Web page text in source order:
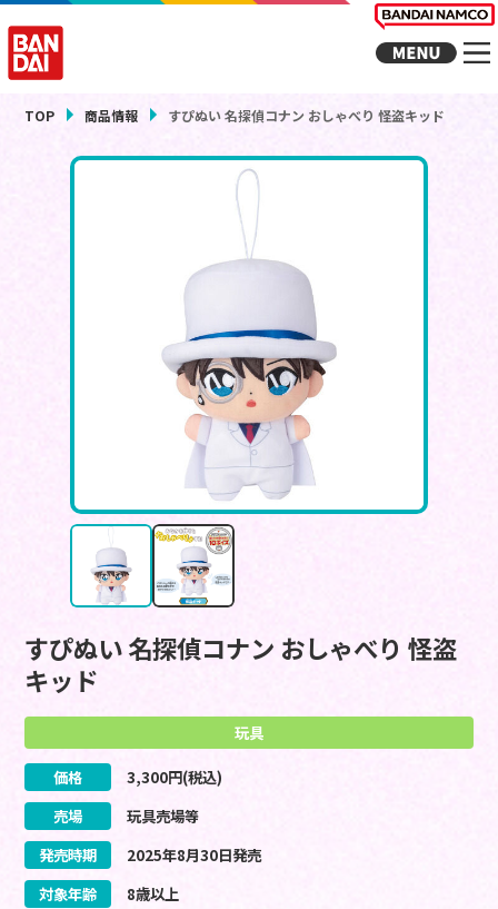
TOP 商品情報 すぴぬい 名探偵コナン おしゃべり 怪盗キッド
すぴぬい 名探偵コナン おしゃべり 怪盗
キッド
玩具
価格 3,300円(税込)
売場
玩具売場等
発売時期
2025年8月30日発売
対象年齢
8歳以上